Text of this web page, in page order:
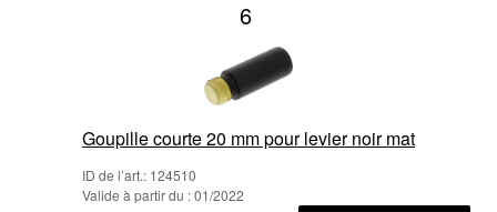
6
Goupille courte 20 mm pour levier noir mat
ID de l’art.: 124510
Valide à partir du : 01/2022